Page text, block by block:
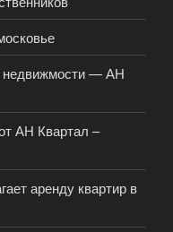
недвижмости — АН
АН Квартал –
аренду квартир в